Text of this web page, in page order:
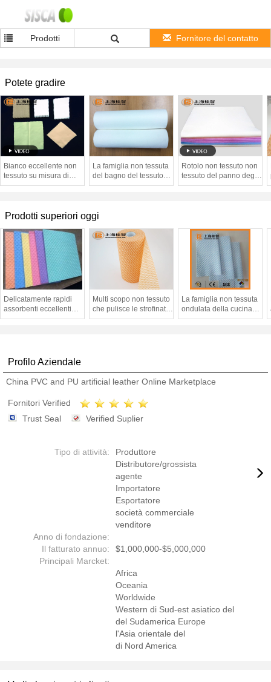
Prodotti Fornitore del contatto
Potete gradire
Bianco eccellente non
tessuto su misura di
morbidezza 15*15cm
La famiglia non tessuta
del bagno del tessuto
pulisce il panno di
Rotolo non tessuto non
tessuto del panno degli
occhiali della stanza del
Prodotti superiori oggi
Delicatamente rapidi
assorbenti eccellenti
non tessuti delle
del bene durevole
100% si asciugano
Multi scopo non tessuto
che pulisce le strofinate
eliminabili della mano
La famiglia non tessuta
ondulata della cucina
del rotolo pulisce la
Profilo Aziendale
China PVC and PU artificial leather Online Marketplace
Fornitori Verified
Trust Seal
Verified Suplier
Tipo di attività:
Produttore
Distributore/grossista
agente
Importatore
Esportatore
società commerciale
venditore
Anno di fondazione:
Il fatturato annuo:
$1,000,000-$5,000,000
Principali Marcket:
Africa
Oceania
Worldwide
Western di Sud-est asiatico del
del Sudamerica Europe
l'Asia orientale del
di Nord America